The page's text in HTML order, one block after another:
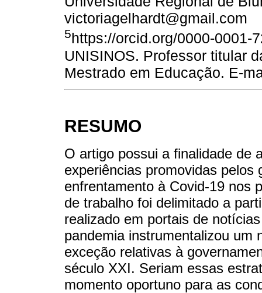
victoriagelhardt@gmail.com
5https://orcid.org/0000-0001-
UNISINOS. Professor titular
Mestrado em Educação. E-
RESUMO
O artigo possui a finalidade de
experiências promovidas
enfrentamento à Covid-19 nos
de trabalho foi delimitado a
realizado em portais de
pandemia instrumentalizou um
exceção relativas à
século XXI. Seriam essas
momento oportuno para as